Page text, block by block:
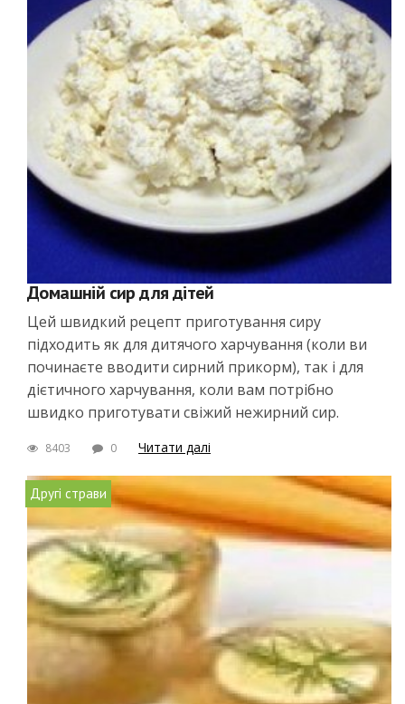
Домашній сир для дітей
Цей швидкий рецепт приготування сиру
підходить як для дитячого харчування (коли ви
починаєте вводити сирний прикорм), так і для
дієтичного харчування, коли вам потрібно
швидко приготувати свіжий нежирний сир.
8403 0 Читати далі
Другі страви